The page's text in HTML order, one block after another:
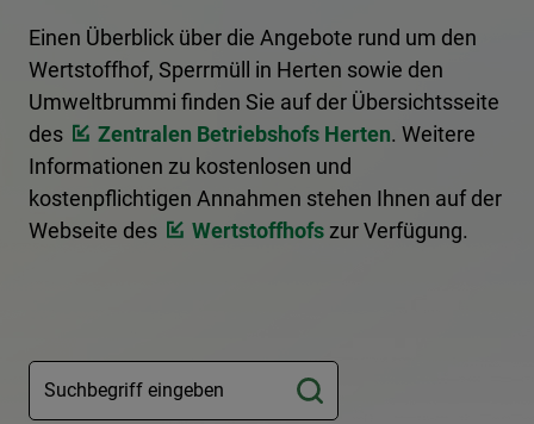
Einen Überblick über die Angebote rund um den
Wertstoffhof, Sperrmüll in Herten sowie den
Umweltbrummi finden Sie auf der Übersichtsseite
des
Zentralen Betriebshofs Herten. Weitere
Informationen zu kostenlosen und
kostenpflichtigen Annahmen stehen Ihnen auf der
Webseite des
Wertstoffhofs zur Verfügung.